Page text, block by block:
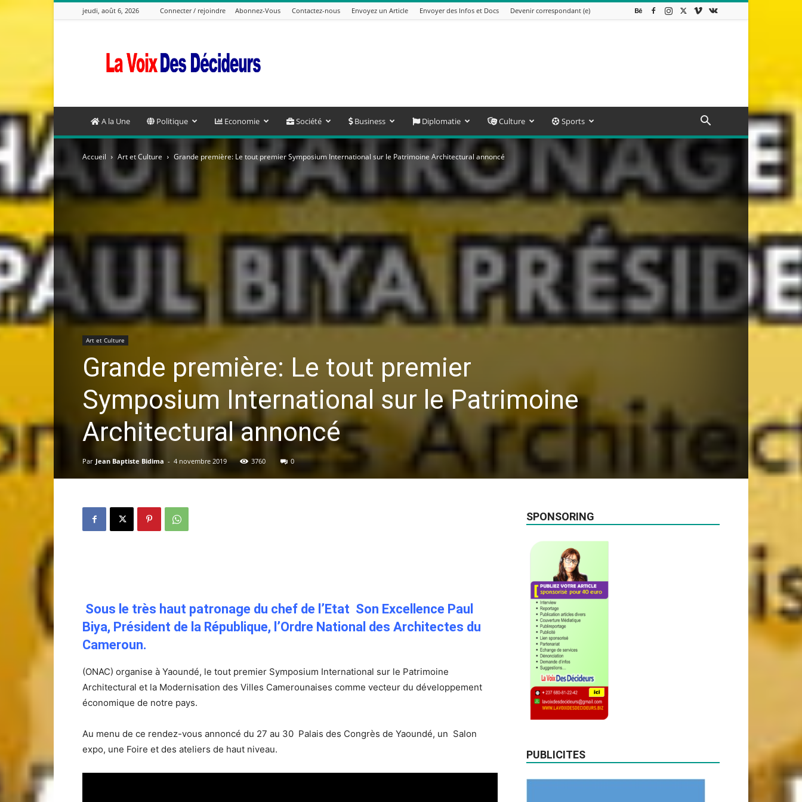
jeudi, août 6, 2026 Connecter / rejoindre Abonnez-Vous Contactez-nous Envoyez un Article Envoyer des Infos et Docs Devenir correspondant (e)
Voix
Des
A la Une Politique Economie Société Business Diplomatie Culture Sports
Accueil Art et Culture Grande première: Le tout premier Symposium International sur le Patrimoine Architectural annoncé
Art et Culture
Grande première: Le tout premier
Symposium International sur le Patrimoine
Architectural annoncé
Par Jean Baptiste Bidima - 4 novembre 2019 3760 0
Sous le très haut patronage du chef de l’Etat Son Excellence Paul
Biya, Président de la République, l’Ordre National des Architectes du
Cameroun.
(ONAC) organise à Yaoundé, le tout premier Symposium International sur le Patrimoine
Architectural et la Modernisation des Villes Camerounaises comme vecteur du développement
économique de notre pays.
Au menu de ce rendez-vous annoncé du 27 au 30 Palais des Congrès de Yaoundé, un Salon
expo, une Foire et des ateliers de haut niveau.
SPONSORING
PUBLICITES